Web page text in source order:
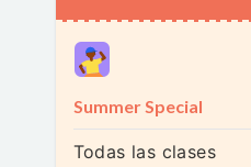
Summer Special
Todas las clases